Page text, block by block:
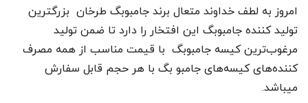
امروز به لطف خداوند متعال برند جامبوبگ طرخان بزرگترین
تولید کننده جامبوبگ این افتخار را دارد تا ضمن تولید
مرغوب‌ترین کیسه جامبوبگ با قیمت مناسب از همه مصرف
کننده‌های کیسه‌های جامبو بگ با هر حجم قابل سفارش
میباشد.